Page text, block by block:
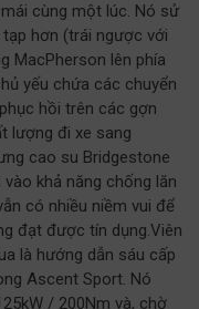
cùng một lúc. Nó sử
hơn (trái ngược với
MacPherson lên phía
yếu chứa các chuyển
hồi trên các gợn
lượng đi xe sang
cao su Bridgestone
khả năng chống lăn
có nhiều niềm vui để
đạt được tín dụng.Viên
là hướng dẫn sáu cấp
Ascent Sport. Nó
/ 200Nm và, chờ